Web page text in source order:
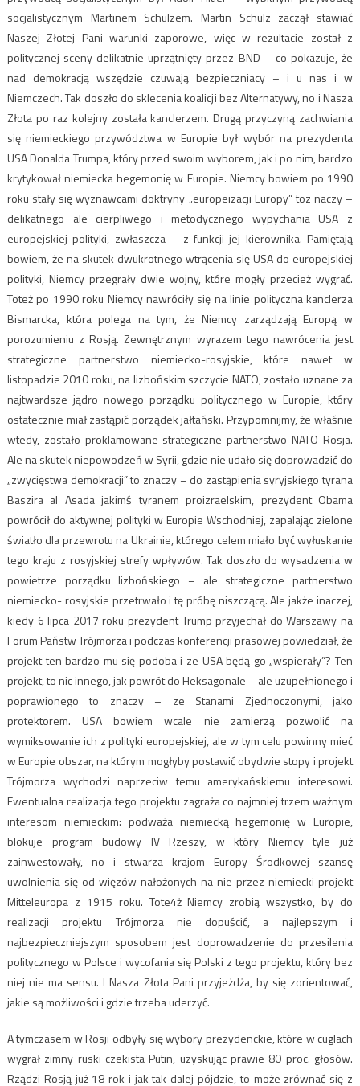
socjalistycznym Martinem Schulzem. Martin Schulz zaczął stawiać
Naszej Złotej Pani warunki zaporowe, więc w rezultacie został z
politycznej sceny delikatnie uprzątnięty przez BND – co pokazuje, że
nad demokracją wszędzie czuwają bezpieczniacy – i u nas i w
Niemczech. Tak doszło do sklecenia koalicji bez Alternatywy, no i Nasza
Złota po raz kolejny została kanclerzem. Drugą przyczyną zachwiania
się niemieckiego przywództwa w Europie był wybór na prezydenta
USA Donalda Trumpa, który przed swoim wyborem, jak i po nim, bardzo
krytykował niemiecka hegemonię w Europie. Niemcy bowiem po 1990
roku stały się wyznawcami doktryny „europeizacji Europy” toz naczy –
delikatnego ale cierpliwego i metodycznego wypychania USA z
europejskiej polityki, zwłaszcza – z funkcji jej kierownika. Pamiętają
bowiem, że na skutek dwukrotnego wtrącenia się USA do europejskiej
polityki, Niemcy przegrały dwie wojny, które mogły przecież wygrać.
Toteż po 1990 roku Niemcy nawróciły się na linie polityczna kanclerza
Bismarcka, która polega na tym, że Niemcy zarządzają Europą w
porozumieniu z Rosją. Zewnętrznym wyrazem tego nawrócenia jest
strategiczne partnerstwo niemiecko-rosyjskie, które nawet w
listopadzie 2010 roku, na lizbońskim szczycie NATO, zostało uznane za
najtwardsze jądro nowego porządku politycznego w Europie, który
ostatecznie miał zastąpić porządek jałtański. Przypomnijmy, że właśnie
wtedy, zostało proklamowane strategiczne partnerstwo NATO-Rosja.
Ale na skutek niepowodzeń w Syrii, gdzie nie udało się doprowadzić do
„zwycięstwa demokracji” to znaczy – do zastąpienia syryjskiego tyrana
Baszira al Asada jakimś tyranem proizraelskim, prezydent Obama
powrócił do aktywnej polityki w Europie Wschodniej, zapalając zielone
światło dla przewrotu na Ukrainie, którego celem miało być wyłuskanie
tego kraju z rosyjskiej strefy wpływów. Tak doszło do wysadzenia w
powietrze porządku lizbońskiego – ale strategiczne partnerstwo
niemiecko- rosyjskie przetrwało i tę próbę niszczącą. Ale jakże inaczej,
kiedy 6 lipca 2017 roku prezydent Trump przyjechał do Warszawy na
Forum Państw Trójmorza i podczas konferencji prasowej powiedział, że
projekt ten bardzo mu się podoba i ze USA będą go „wspierały”? Ten
projekt, to nic innego, jak powrót do Heksagonale – ale uzupełnionego i
poprawionego to znaczy – ze Stanami Zjednoczonymi, jako
protektorem. USA bowiem wcale nie zamierzą pozwolić na
wymiksowanie ich z polityki europejskiej, ale w tym celu powinny mieć
w Europie obszar, na którym mogłyby postawić obydwie stopy i projekt
Trójmorza wychodzi naprzeciw temu amerykańskiemu interesowi.
Ewentualna realizacja tego projektu zagraża co najmniej trzem ważnym
interesom niemieckim: podważa niemiecką hegemonię w Europie,
blokuje program budowy IV Rzeszy, w który Niemcy tyle już
zainwestowały, no i stwarza krajom Europy Środkowej szansę
uwolnienia się od więzów nałożonych na nie przez niemiecki projekt
Mitteleuropa z 1915 roku. Tote4ż Niemcy zrobią wszystko, by do
realizacji projektu Trójmorza nie dopuścić, a najlepszym i
najbezpieczniejszym sposobem jest doprowadzenie do przesilenia
politycznego w Polsce i wycofania się Polski z tego projektu, który bez
niej nie ma sensu. I Nasza Złota Pani przyjeżdża, by się zorientować,
jakie są możliwości i gdzie trzeba uderzyć.
A tymczasem w Rosji odbyły się wybory prezydenckie, które w cuglach
wygrał zimny ruski czekista Putin, uzyskując prawie 80 proc. głosów.
Rządzi Rosją już 18 rok i jak tak dalej pójdzie, to może zrównać się z